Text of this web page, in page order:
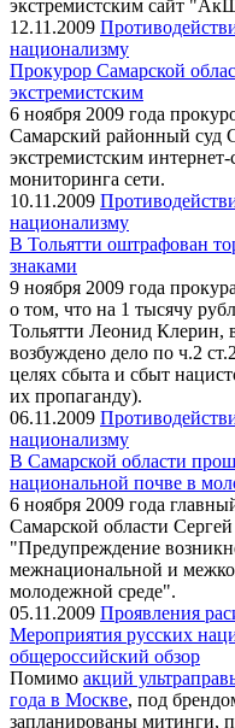
экстремистским сайт
12.11.2009
национализму
Прокурор Самарской
экстремистским
6 ноября 2009 года
Самарский районный суд
экстремистским
мониторинга сети.
10.11.2009
национализму
В Тольятти оштрафован
знаками
9 ноября 2009 года
о том, что на 1 тысячу
Тольятти Леонид Клерин,
возбуждено дело по ч.2
целях сбыта и сбыт
их пропаганду).
06.11.2009
национализму
В Самарской области
национальной почве в
6 ноября 2009 года
Самарской области
"Предупреждение
межнациональной и
молодежной среде".
05.11.2009 Проявления
Мероприятия русских
общероссийский обзор
Помимо акций
года в Москве, под
запланированы митинги,